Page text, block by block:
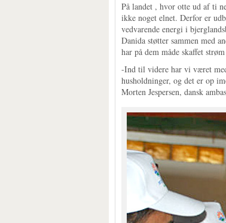
På landet , hvor otte ud af ti
ikke noget elnet. Derfor er
vedvarende energi i
Danida støtter sammen med
har på dem måde skaffet
-Ind til videre har vi været
husholdninger, og det er op
Morten Jespersen, dansk